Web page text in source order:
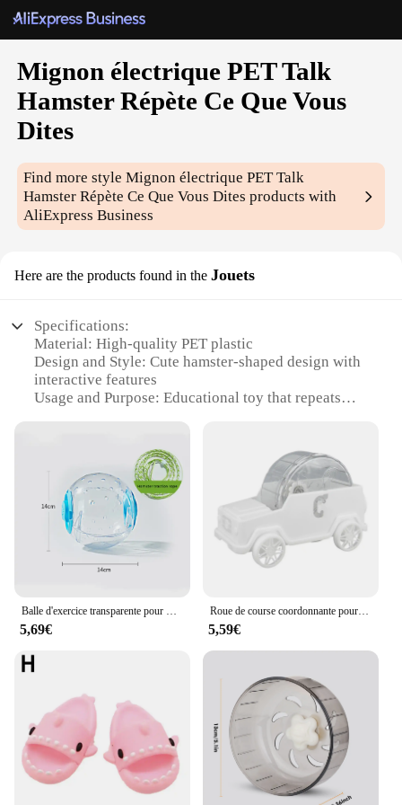
Mignon électrique PET Talk
Hamster Répète Ce Que Vous
Dites
Find more styleMignon électrique PET Talk
Hamster Répète Ce Que Vous Dites products with
AliExpress Business
Here are the products found in the Jouets
Specifications:
Material: High-quality PET plastic
Design and Style: Cute hamster-shaped design with
interactive features
Usage and Purpose: Educational toy that repeats
Performance and Property: Responsive to voice
Shape or Size: Compact and portable size, perfect
for travel
Applicable People: Ideal for children and adults
alike
Features:
|Mignon Électrique Pet Talk Hamster Répète Ce Que
Vous Dites|Wholesale|Vendors|
**Interactive Learning Companion**
Introducing the Mignon électrique PET Talk
learning to life. This delightful hamster-shaped
device is not just a toy; it's a tool for language
development and communication. Designed to be
responsive to your voice, it repeats everything you
say, making it an excellent educational companion
for children. The Mignon électrique PET Talk
Hamster is not only fun but also helps kids practice
Balle d'exercice transparente pour Hamster, roue de course avec corde de Traction pour petits animaux, fournitures pour animaux de compagnie, 14cm/18/cm
5,69€
Roue de course coordonnante pour hamster, jouet roulant silencieux, roue d'exercice de course, roue de jogging pour SLaura rel kasgehogs
5,59€